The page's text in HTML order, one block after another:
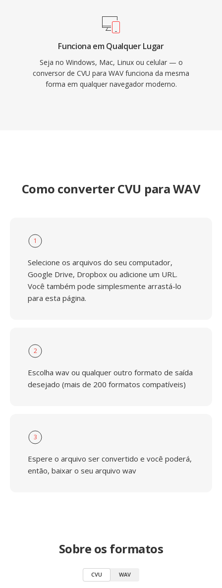
Funciona em Qualquer Lugar
Seja no Windows, Mac, Linux ou celular — o
conversor de CVU para WAV funciona da mesma
forma em qualquer navegador moderno.
Como converter CVU para WAV
1
Selecione os arquivos do seu computador,
Google Drive, Dropbox ou adicione um URL.
Você também pode simplesmente arrastá-lo
para esta página.
2
Escolha wav ou qualquer outro formato de saída
desejado (mais de 200 formatos compatíveis)
3
Espere o arquivo ser convertido e você poderá,
então, baixar o seu arquivo wav
Sobre os formatos
CVU WAV